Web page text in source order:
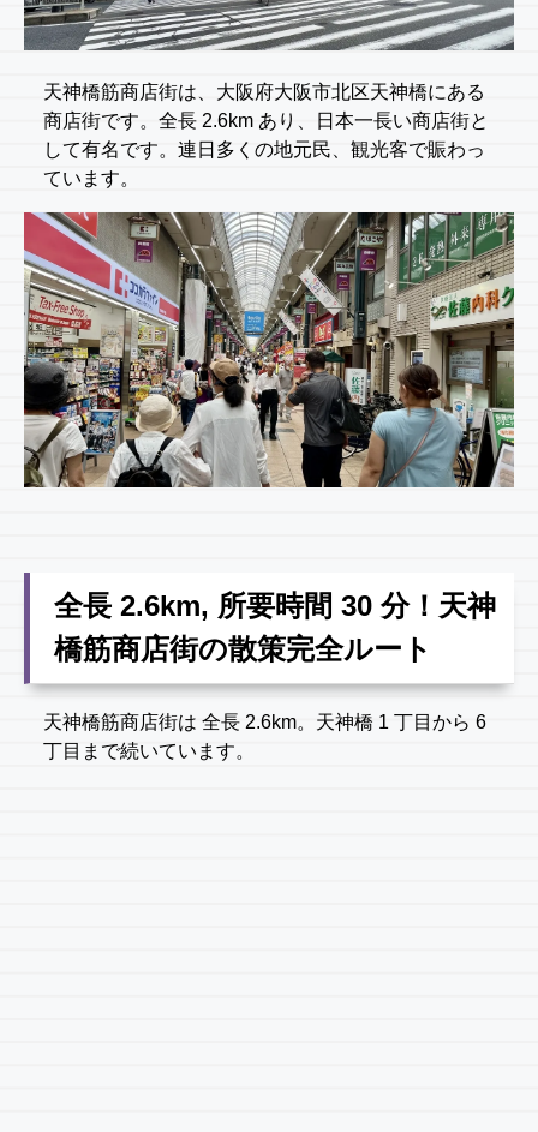
天神橋筋商店街は、大阪府大阪市北区天神橋にある
商店街です。全長 2.6km あり、日本一長い商店街と
して有名です。連日多くの地元民、観光客で賑わっ
ています。
全長 2.6km, 所要時間 30 分！天神
橋筋商店街の散策完全ルート
天神橋筋商店街は 全長 2.6km。天神橋 1 丁目から 6
丁目まで続いています。